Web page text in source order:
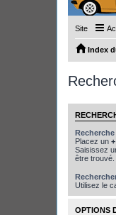
Site
Index
Placez un +
Saisissez
être trouvé.
Utilisez le
OPTIONS